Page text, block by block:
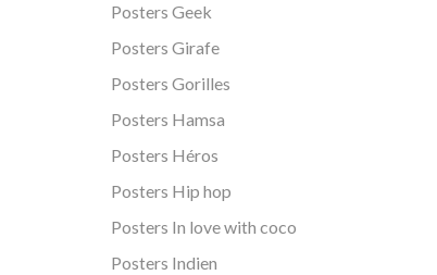
Posters Geek
Posters Girafe
Posters Gorilles
Posters Hamsa
Posters Héros
Posters Hip hop
Posters In love with coco
Posters Indien